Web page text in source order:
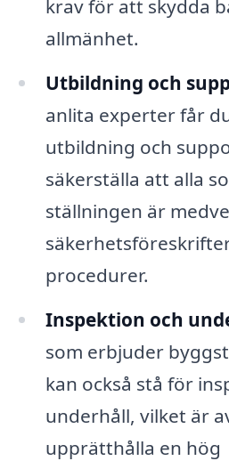
krav för att skydda
allmänhet.
Utbildning och
anlita experter får
utbildning och
säkerställa att alla
ställningen är
procedurer.
Inspektion och
som erbjuder
kan också stå för
underhåll, vilket är
upprätthålla en hög